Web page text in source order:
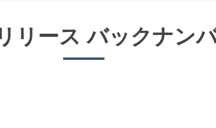
リース バックナン